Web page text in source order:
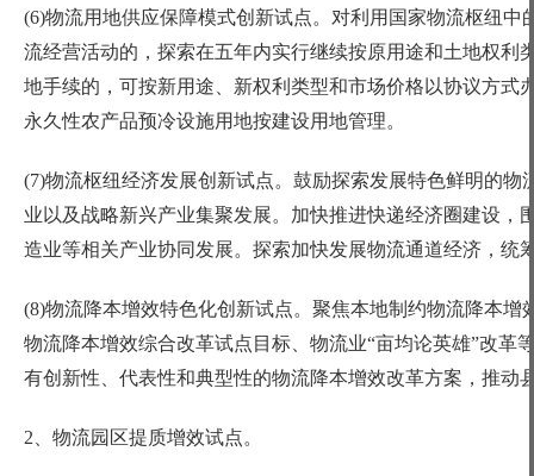
(6)物流用地供应保障模式创新试点。对利用国家物流枢纽
流经营活动的，探索在五年内实行继续按原用途和土地权
地手续的，可按新用途、新权利类型和市场价格以协议方
永久性农产品预冷设施用地按建设用地管理。
(7)物流枢纽经济发展创新试点。鼓励探索发展特色鲜明的
业以及战略新兴产业集聚发展。加快推进快递经济圈建设
造业等相关产业协同发展。探索加快发展物流通道经济，统
(8)物流降本增效特色化创新试点。聚焦本地制约物流降本
物流降本增效综合改革试点目标、物流业“亩均论英雄”改
有创新性、代表性和典型性的物流降本增效改革方案，推动
2、物流园区提质增效试点。